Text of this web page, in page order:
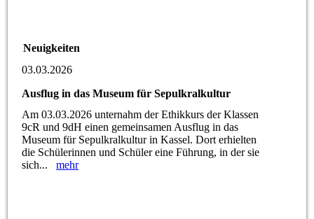
Neuigkeiten
03.03.2026
Ausflug in das Museum für Sepulkralkultur
Am 03.03.2026 unternahm der Ethikkurs der Klassen
9cR und 9dH einen gemeinsamen Ausflug in das
Museum für Sepulkralkultur in Kassel. Dort erhielten
die Schülerinnen und Schüler eine Führung, in der sie
sich...mehr